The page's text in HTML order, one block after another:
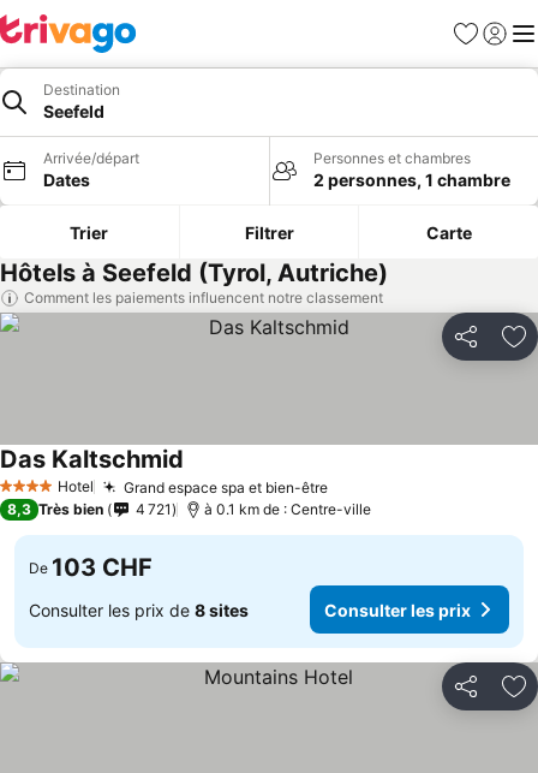
Favoris
Se
Destination
Seefeld
Arrivée/départ
Dates
Personnes et chambres
2 personnes, 1 chambre
Trier Filtrer Carte
Hôtels à Seefeld (Tyrol, Autriche)
Comment les paiements influencent notre classement
Partager
4 Étoiles Hotel Grand espace spa et bien-être
Das Kaltschmid
8,3 Très bien 4 721 à 0.1 km de : Centre-ville
De 103 CHF
Consulter les prix de 8 sites Consulter les prix
Partager